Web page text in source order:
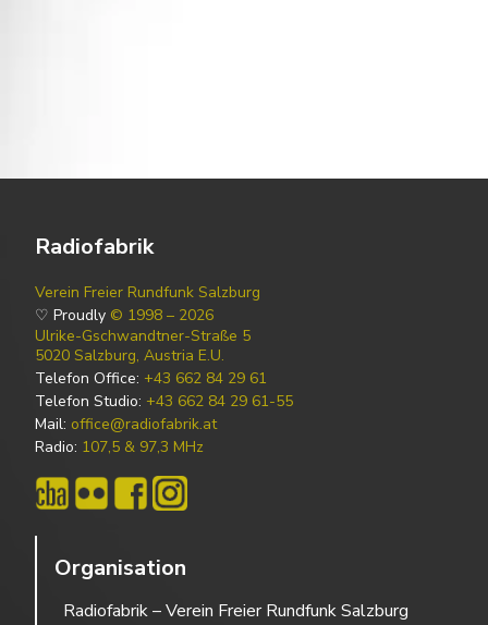
Radiofabrik
Verein Freier Rundfunk Salzburg
♡ Proudly © 1998 – 2026
Ulrike-Gschwandtner-Straße 5
5020 Salzburg, Austria E.U.
Telefon Office: +43 662 84 29 61
Telefon Studio: +43 662 84 29 61-55
Mail: office@radiofabrik.at
Radio: 107,5 & 97,3 MHz
Organisation
Radiofabrik – Verein Freier Rundfunk Salzburg